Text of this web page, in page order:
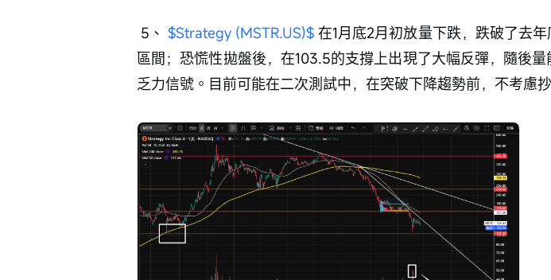
5、 $Strategy (MSTR.US)$ 在1月底2月初放量下跌，跌破了去
區間；恐慌性拋盤後，在103.5的支撐上出現了大幅反彈，隨後
乏力信號。目前可能在二次測試中，在突破下降趨勢前，不考慮